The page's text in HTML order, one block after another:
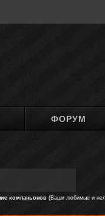
ФОРУМ
компаньонов (Ваши любимые и